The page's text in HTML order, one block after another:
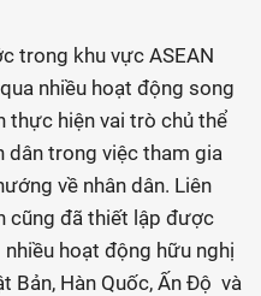
trong khu vực ASEAN
nhiều hoạt động song
thực hiện vai trò chủ thể
trong việc tham gia
về nhân dân. Liên
cũng đã thiết lập được
hoạt động hữu nghị
Bản, Hàn Quốc, Ấn Độ và